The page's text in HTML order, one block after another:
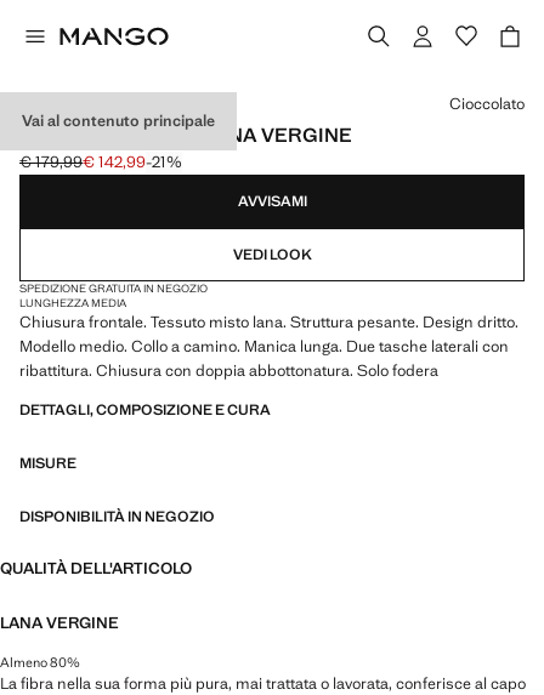
Vai al contenuto principale
CAPPOTTO CORTO LANA VERGINE
Prezzo iniziale depennato [€ 179,99 ]
€ 179,99
Prezzo attuale [€ 142,99 ]
€ 142,99-21%
Seleziona un colore
Cioccolato
AVVISAMI
VEDI LOOK
SPEDIZIONE GRATUITA IN NEGOZIO
LUNGHEZZA MEDIA
Chiusura frontale. Tessuto misto lana. Struttura pesante. Design dritto.
Modello medio. Collo a camino. Manica lunga. Due tasche laterali con
ribattitura. Chiusura con doppia abbottonatura. Solo fodera
DETTAGLI, COMPOSIZIONE E CURA
MISURE
DISPONIBILITÀ IN NEGOZIO
QUALITÀ DELL'ARTICOLO
LANA VERGINE
Almeno 80%
La fibra nella sua forma più pura, mai trattata o lavorata, conferisce al capo